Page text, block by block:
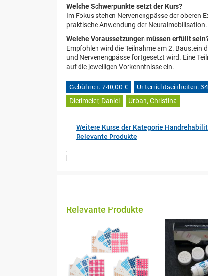
Welche Schwerpunkte setzt der Kurs?
Im Fokus stehen Nervenengpässe der oberen
praktische Anwendung der Neuralmobilisation.
Welche Voraussetzungen müssen erfüllt
Empfohlen wird die Teilnahme am 2. Baustein
und Nervenengpässe fortgesetzt wird. Eine
auf die jeweiligen Vorkenntnisse ein.
Gebühren: 740,00 € Unterrichtseinheiten: 34
Dierlmeier, Daniel
Urban, Christina
Weitere Kurse der Kategorie
Relevante Produkte
Relevante Produkte